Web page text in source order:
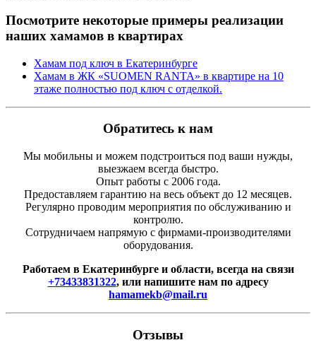
Посмотрите некоторые примеры реализации
наших хамамов в квартирах
Хамам под ключ в Екатеринбурге
Хамам в ЖК «SUOMEN RANTA» в квартире на 10
этаже полностью под ключ с отделкой.
Обратитесь к нам
Мы мобильны и можем подстроиться под ваши нужды,
выезжаем всегда быстро.
Опыт работы с 2006 года.
Предоставляем гарантию на весь объект до 12 месяцев.
Регулярно проводим мероприятия по обслуживанию и
контролю.
Сотрудничаем напрямую с фирмами-производителями
оборудования.
Работаем в Екатеринбурге и области, всегда на связи
+73433831322, или напишите нам по адресу
hamamekb@mail.ru
Отзывы